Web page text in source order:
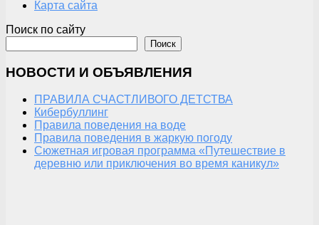
Карта сайта
Поиск по сайту
Поиск
НОВОСТИ И ОБЪЯВЛЕНИЯ
ПРАВИЛА СЧАСТЛИВОГО ДЕТСТВА
Кибербуллинг
Правила поведения на воде
Правила поведения в жаркую погоду
Сюжетная игровая программа «Путешествие в
деревню или приключения во время каникул»